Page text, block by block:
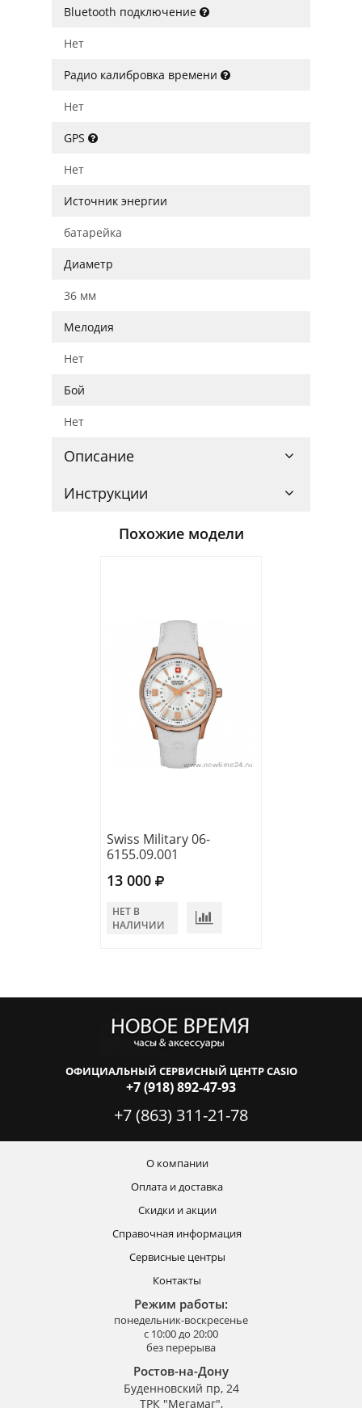
Bluetooth подключение
Нет
Радио калибровка времени
Нет
GPS
Нет
Источник энергии
батарейка
Диаметр
36 мм
Мелодия
Нет
Бой
Нет
Описание
Инструкции
Похожие модели
Swiss Military 06-
6155.09.001
13 000
НЕТ В
НАЛИЧИИ
ОФИЦИАЛЬНЫЙ СЕРВИСНЫЙ ЦЕНТР CASIO
+7 (918) 892-47-93
+7 (863) 311-21-78
О компании
Оплата и доставка
Скидки и акции
Справочная информация
Сервисные центры
Контакты
Режим работы:
понедельник-воскресенье
с 10:00 до 20:00
без перерыва
Ростов-на-Дону
Буденновский пр, 24
ТРК "Мегамаг",